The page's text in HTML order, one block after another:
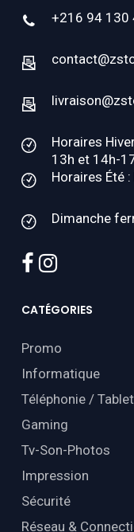
+216 94 130
Horaires
13h et 14h-
Horaires Été
Dimanche
facebook
instagram
CATÉGORIES
Promo
Informatique
Téléphonie /
Gaming
Tv-Son-Photos
Impression
Sécurité
Réseau &